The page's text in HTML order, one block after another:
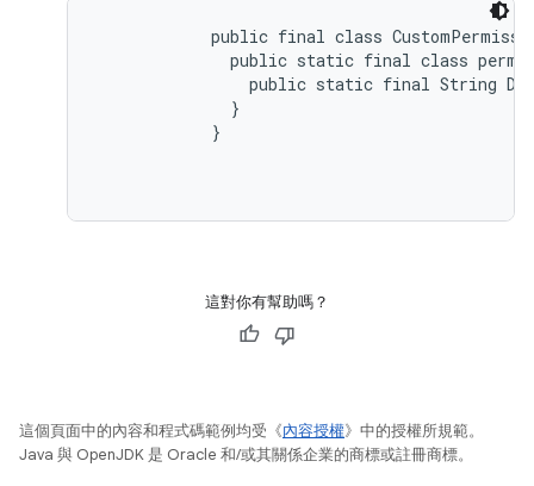
public final class
public static final class
public static final String
              }
            }
這對你有幫助嗎？
這個頁面中的內容和程式碼範例均受《內容授權》中的授權所規範。
Java 與 OpenJDK 是 Oracle 和/或其關係企業的商標或註冊商標。